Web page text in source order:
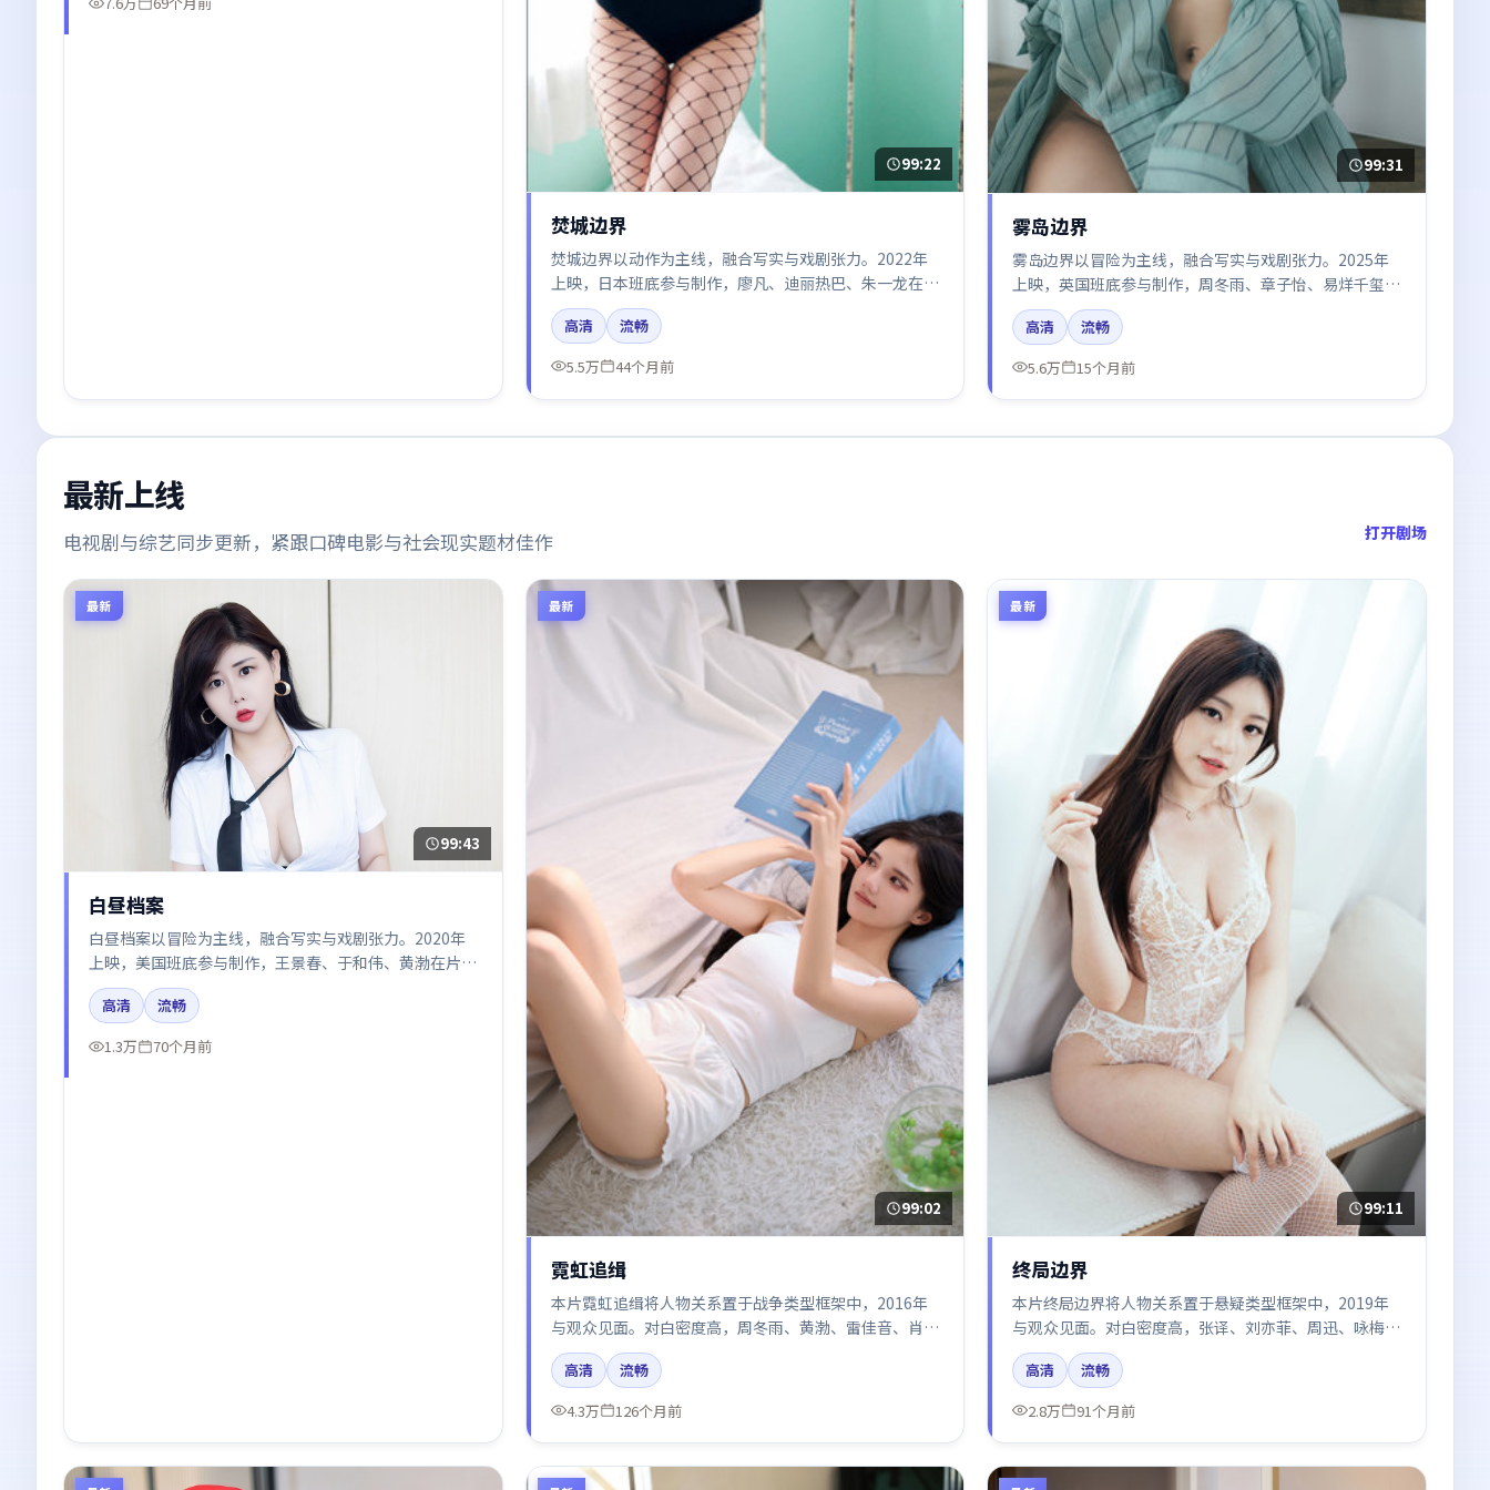
99:22
焚城边界
焚城边界以动作为主线，融合写实与戏剧张力。2022年
上映，日本班底参与制作，廖凡、迪丽热巴、朱一龙在片
中呈现细腻表演，影像风格统一，配乐与剪辑强化了情绪
曲线。
高清
流畅
5.5万
44个月前
99:31
雾岛边界
雾岛边界以冒险为主线，融合写实与戏剧张力。2025年
上映，英国班底参与制作，周冬雨、章子怡、易烊千玺在
片中呈现细腻表演，影像风格统一，配乐与剪辑强化了情
绪曲线。
高清
流畅
5.6万
15个月前
最新上线
电视剧与综艺同步更新，紧跟口碑电影与社会现实题材佳作 打开剧场
最新
99:43
白昼档案
白昼档案以冒险为主线，融合写实与戏剧张力。2020年
上映，美国班底参与制作，王景春、于和伟、黄渤在片中
呈现细腻表演，影像风格统一，配乐与剪辑强化了情绪曲
线。
高清
流畅
1.3万
70个月前
最新
99:02
霓虹追缉
本片霓虹追缉将人物关系置于战争类型框架中，2016年
与观众见面。对白密度高，周冬雨、黄渤、雷佳音、肖战
的台词节奏值得关注；整体气质偏法国都市与冷色调摄
影。
高清
流畅
4.3万
126个月前
最新
99:11
终局边界
本片终局边界将人物关系置于悬疑类型框架中，2019年
与观众见面。对白密度高，张译、刘亦菲、周迅、咏梅的
台词节奏值得关注；整体气质偏韩国都市与冷色调摄影。
高清
流畅
2.8万
91个月前